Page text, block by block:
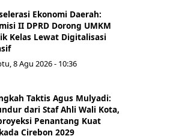
Ekonomi Daerah:
II DPRD Dorong UMKM
Kelas Lewat Digitalisasi
8 Agu 2026 - 10:36
Taktis Agus Mulyadi:
dari Staf Ahli Wali Kota,
Penantang Kuat
Cirebon 2029